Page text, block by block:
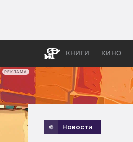
РЕКЛАМА
КНИГИ КИНО
Новости